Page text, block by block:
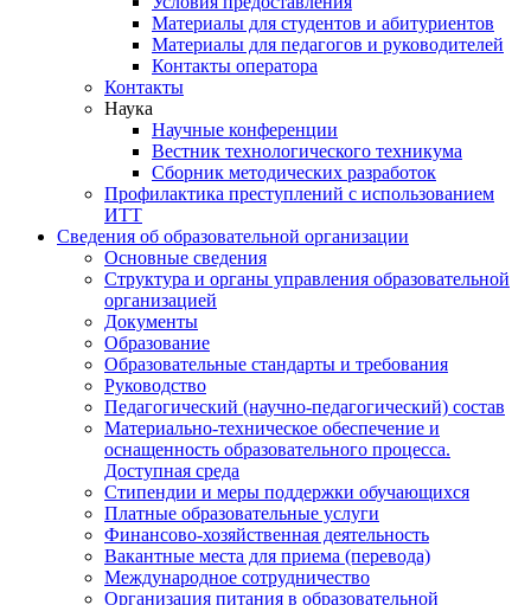
Материалы для студентов и абитуриентов
Материалы для педагогов и руководителей
Контакты оператора
Контакты
Наука
Научные конференции
Вестник технологического техникума
Сборник методических разработок
Профилактика преступлений с использованием
ИТТ
Сведения об образовательной организации
Основные сведения
Структура и органы управления образовательной
организацией
Документы
Образование
Образовательные стандарты и требования
Руководство
Педагогический (научно-педагогический) состав
Материально-техническое обеспечение и
оснащенность образовательного процесса.
Доступная среда
Стипендии и меры поддержки обучающихся
Платные образовательные услуги
Финансово-хозяйственная деятельность
Вакантные места для приема (перевода)
Международное сотрудничество
Организация питания в образовательной